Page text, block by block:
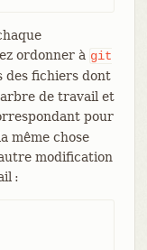
ordonner à git
des fichiers dont
de travail et
pour
même chose
modification
: